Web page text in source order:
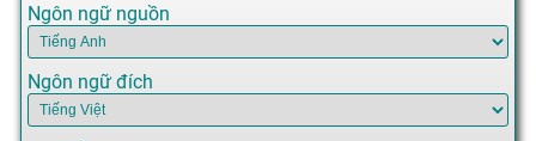
Ngôn ngữ nguồn
Ngôn ngữ đích